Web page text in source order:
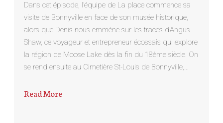
Dans cet épisode, l’équipe de La place commence sa
visite de Bonnyville en face de son musée historique,
alors que Denis nous emmène sur les traces d’Angus
Shaw, ce voyageur et entrepreneur écossais qui explore
la région de Moose Lake dès la fin du 18ème siècle. On
se rend ensuite au Cimetière St-Louis de Bonnyville,…
Read More